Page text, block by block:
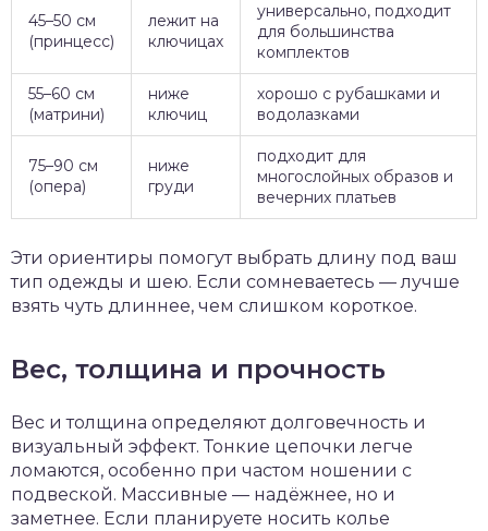
45–50 см
(принцесс)
лежит на
ключицах
универсально, подходит
для большинства
комплектов
55–60 см
(матрини)
ниже
ключиц
хорошо с рубашками и
водолазками
75–90 см
(опера)
ниже
груди
подходит для
многослойных образов и
вечерних платьев
Эти ориентиры помогут выбрать длину под ваш
тип одежды и шею. Если сомневаетесь — лучше
взять чуть длиннее, чем слишком короткое.
Вес, толщина и прочность
Вес и толщина определяют долговечность и
визуальный эффект. Тонкие цепочки легче
ломаются, особенно при частом ношении с
подвеской. Массивные — надёжнее, но и
заметнее. Если планируете носить колье